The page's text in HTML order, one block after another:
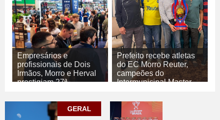
Empresários e
profissionais de Dois
Irmãos, Morro e Herval
prestigiam 27ª
07/08/2026
ECONOMIA
Prefeito recebe atletas
do EC Morro Reuter,
campeões do
Intermunicipal Master
07/08/2026
ESPORTE
GERAL